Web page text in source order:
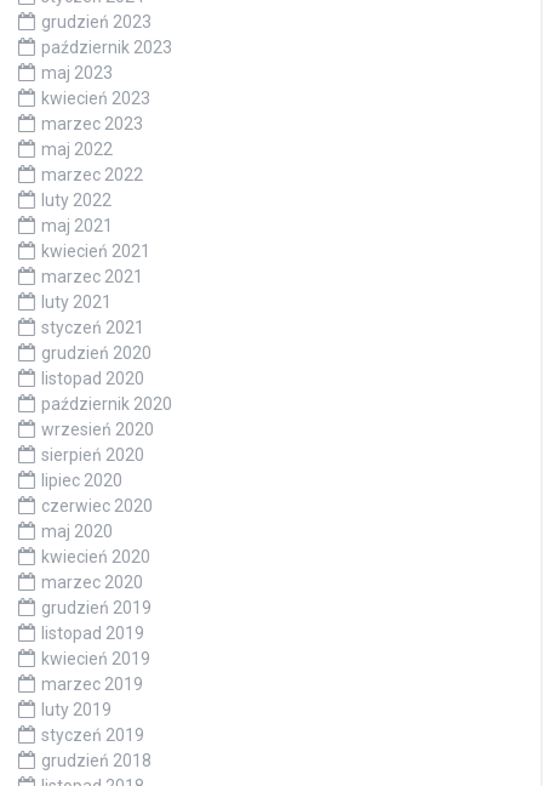
grudzień 2023
październik 2023
maj 2023
kwiecień 2023
marzec 2023
maj 2022
marzec 2022
luty 2022
maj 2021
kwiecień 2021
marzec 2021
luty 2021
styczeń 2021
grudzień 2020
listopad 2020
październik 2020
wrzesień 2020
sierpień 2020
lipiec 2020
czerwiec 2020
maj 2020
kwiecień 2020
marzec 2020
grudzień 2019
listopad 2019
kwiecień 2019
marzec 2019
luty 2019
styczeń 2019
grudzień 2018